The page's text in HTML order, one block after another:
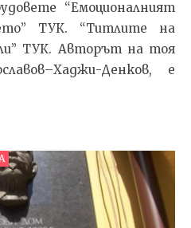
“Емоционалният
ТУК. “Титлите на
ТУК. Авторът на тоя
Денков, е